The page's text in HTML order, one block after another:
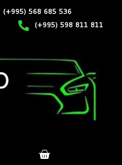
(+995) 568 685 536
(+995) 598 811 811